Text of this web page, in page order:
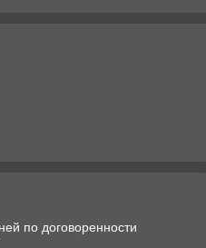
по договоренности